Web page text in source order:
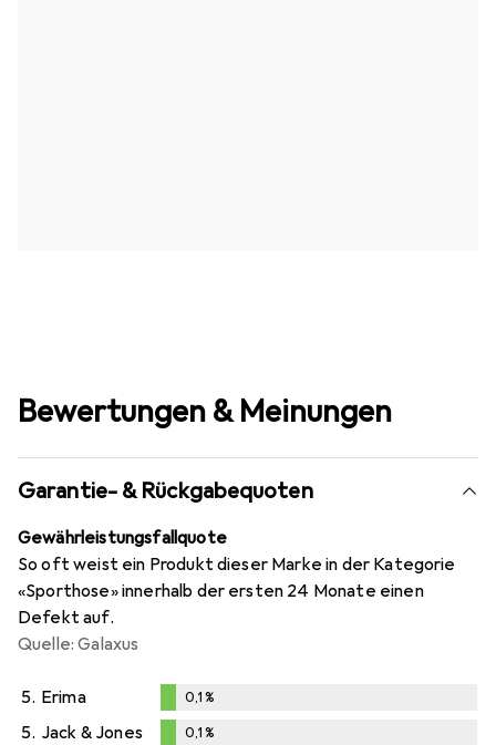
Bewertungen & Meinungen
Garantie- & Rückgabequoten
Gewährleistungsfallquote
So oft weist ein Produkt dieser Marke in der Kategorie
«Sporthose» innerhalb der ersten 24 Monate einen
Defekt auf.
Quelle: Galaxus
5. Erima
%
0,1%
5. Jack & Jones 0,1%